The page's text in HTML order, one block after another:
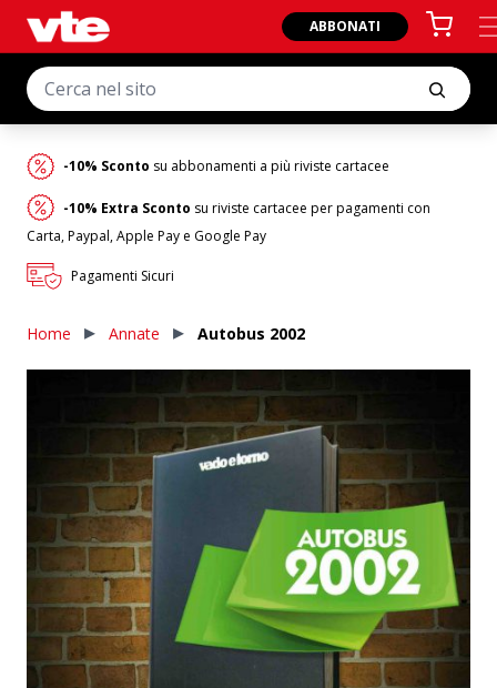
ABBONATI
-10% Sconto su abbonamenti a più riviste cartacee
-10% Extra Sconto su riviste cartacee per pagamenti con
Carta, Paypal, Apple Pay e Google Pay
Pagamenti Sicuri
Home Annate Autobus 2002